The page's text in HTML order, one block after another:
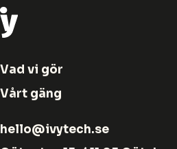
Vad vi gör
Vårt gäng
hello@ivytech.se